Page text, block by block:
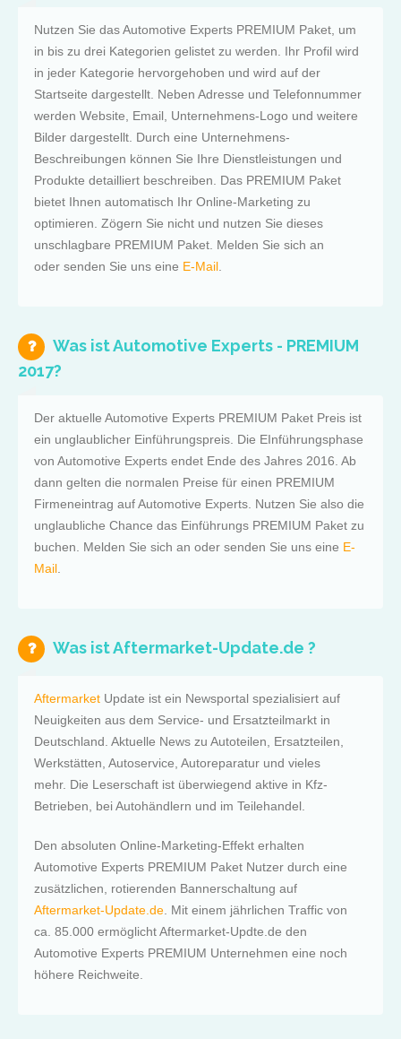
Nutzen Sie das Automotive Experts PREMIUM Paket, um
in bis zu drei Kategorien gelistet zu werden. Ihr Profil wird
in jeder Kategorie hervorgehoben und wird auf der
Startseite dargestellt. Neben Adresse und Telefonnummer
werden Website, Email, Unternehmens-Logo und weitere
Bilder dargestellt. Durch eine Unternehmens-
Beschreibungen können Sie Ihre Dienstleistungen und
Produkte detailliert beschreiben. Das PREMIUM Paket
bietet Ihnen automatisch Ihr Online-Marketing zu
optimieren. Zögern Sie nicht und nutzen Sie dieses
unschlagbare PREMIUM Paket. Melden Sie sich an
oder senden Sie uns eine E-Mail
Was ist Automotive Experts - PREMIUM
2017?
Der aktuelle Automotive Experts PREMIUM Paket Preis ist
ein unglaublicher Einführungspreis. Die EInführungsphase
von Automotive Experts endet Ende des Jahres 2016. Ab
dann gelten die normalen Preise für einen PREMIUM
Firmeneintrag auf Automotive Experts. Nutzen Sie also die
unglaubliche Chance das Einführungs PREMIUM Paket zu
buchen. Melden Sie sich an oder senden Sie uns eine E-
Mail
Was ist Aftermarket-Update.de ?
Aftermarket Update ist ein Newsportal spezialisiert auf
Neuigkeiten aus dem Service- und Ersatzteilmarkt in
Deutschland. Aktuelle News zu Autoteilen, Ersatzteilen,
Werkstätten, Autoservice, Autoreparatur und vieles
mehr. Die Leserschaft ist überwiegend aktive in Kfz-
Betrieben, bei Autohändlern und im Teilehandel.
Den absoluten Online-Marketing-Effekt erhalten
Automotive Experts PREMIUM Paket Nutzer durch eine
zusätzlichen, rotierenden Bannerschaltung auf
Aftermarket-Update.de . Mit einem jährlichen Traffic von
ca. 85.000 ermöglicht Aftermarket-Updte.de den
Automotive Experts PREMIUM Unternehmen eine noch
höhere Reichweite.